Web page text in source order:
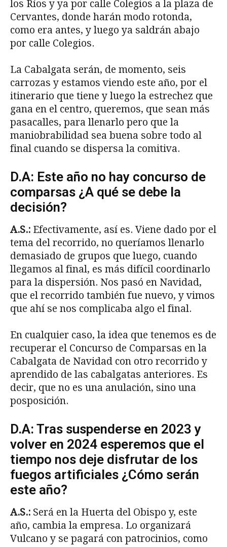
los Ríos y ya por calle Colegios a la plaza de
Cervantes, donde harán modo rotonda,
como era antes, y luego ya saldrán abajo
por calle Colegios.
La Cabalgata serán, de momento, seis
carrozas y estamos viendo este año, por el
itinerario que tiene y luego la estrechez que
gana en el centro, queremos, que sean más
pasacalles, para llenarlo pero que la
maniobrabilidad sea buena sobre todo al
final cuando se dispersa la comitiva.
D.A: Este año no hay concurso de
comparsas ¿A qué se debe la
decisión?
A.S.: Efectivamente, así es. Viene dado por el
tema del recorrido, no queríamos llenarlo
demasiado de grupos que luego, cuando
llegamos al final, es más difícil coordinarlo
para la dispersión. Nos pasó en Navidad,
que el recorrido también fue nuevo, y vimos
que ahí se nos complicaba algo el final.
En cualquier caso, la idea que tenemos es de
recuperar el Concurso de Comparsas en la
Cabalgata de Navidad con otro recorrido y
aprendido de las cabalgatas anteriores. Es
decir, que no es una anulación, sino una
posposición.
D.A: Tras suspenderse en 2023 y
volver en 2024 esperemos que el
tiempo nos deje disfrutar de los
fuegos artificiales ¿Cómo serán
este año?
A.S.: Será en la Huerta del Obispo y, este
año, cambia la empresa. Lo organizará
Vulcano y se pagará con patrocinios, como